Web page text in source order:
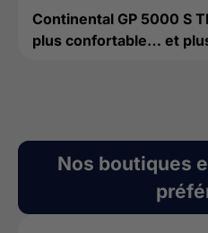
Continental GP 5000 S
plus confortable… et
Nos boutiques